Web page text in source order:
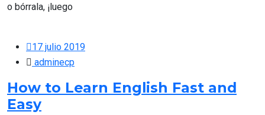
o bórrala, ¡luego
17 julio 2019
adminecp
How to Learn English Fast and
Easy